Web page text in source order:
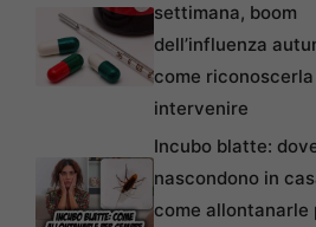
settimana, boom
dell’influenza
come
intervenire
Incubo blatte:
nascondono in
come allontanarle